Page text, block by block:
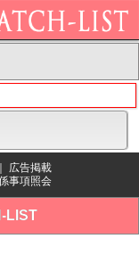
広告掲載
事項照会
LIST